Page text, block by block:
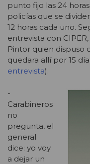
punto fijo las 24
policías que se
12 horas cada uno.
entrevista con
Pintor quien dispuso
quedara allí por 15
entrevista).
-
Carabineros
no
pregunta, el
general
dice: yo voy
a dejar un